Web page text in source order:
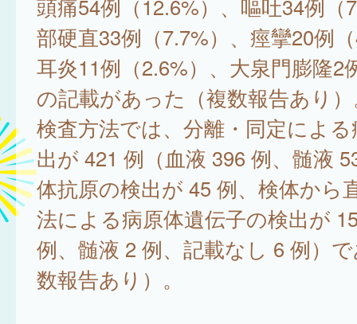
頭痛54例（12.6%）、嘔吐34例（
部硬直33例（7.7%）、痙攣20例
耳炎11例（2.6%）、大泉門膨隆2
の記載があった（複数報告あり
検査方法では、分離・同定によ
出が 421 例（血液 396 例、髄液
体抗原の検出が 45 例、検体から
法による病原体遺伝子の検出が
例、髄液 2 例、記載なし 6 例）
数報告あり）。